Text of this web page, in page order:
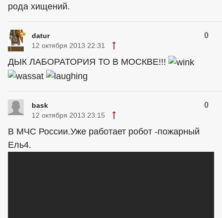
рода хищений.
datur 0
12 октября 2013 22:31
ДЫК ЛАБОРАТОРИЯ ТО В МОСКВЕ!!!
bask 0
12 октября 2013 23:15
В МЧС России.Уже работает робот -пожарный
Ель4.